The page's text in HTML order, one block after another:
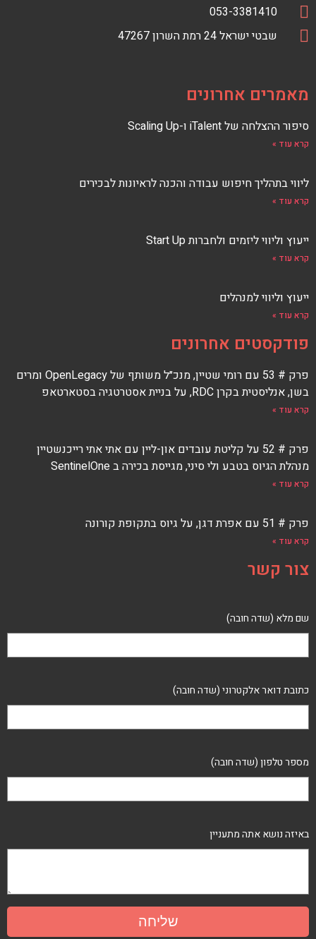
o
k
F
D
מספר
053-3381410
כתובת
כתובת
שבטי ישראל 24 רמת השרון 47267
מאמרים אחרונים
סיפור ההצלחה של iTalent ו-Scaling Up
קרא עוד »
ליווי בתהליך חיפוש עבודה והכנה לראיונות לבכירים
קרא עוד »
ייעוץ וליווי ליזמים ולחברות Start Up
קרא עוד »
ייעוץ וליווי למנהלים
קרא עוד »
פודקסטים אחרונים
פרק # 53 עם רומי שטיין, מנכ״ל משותף של OpenLegacy ומרים
בשן, אנליסטית בקרן RDC, על בניית אסטרטגיה בסטארטאפ
קרא עוד »
פרק # 52 על קליטת עובדים און-ליין עם אתי אתי רייכנשטיין
מנהלת הגיוס בטבע ולי סיני, מגייסת בכירה ב SentinelOne
קרא עוד »
פרק # 51 עם אפרת דגן, על גיוס בתקופת קורונה
קרא עוד »
צור קשר
שם מלא (שדה חובה)
כתובת דואר אלקטרוני (שדה חובה)
מספר טלפון (שדה חובה)
באיזה נושא אתה מתעניין